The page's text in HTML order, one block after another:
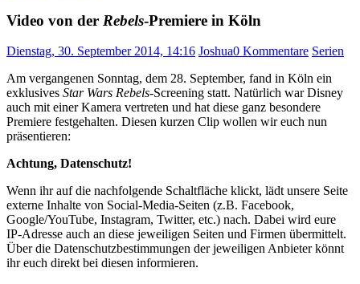
Video von der Rebels-Premiere in Köln
Dienstag, 30. September 2014, 14:16 Joshua0 Kommentare Serien
Am vergangenen Sonntag, dem 28. September, fand in Köln ein
exklusives Star Wars Rebels-Screening statt. Natürlich war Disney
auch mit einer Kamera vertreten und hat diese ganz besondere
Premiere festgehalten. Diesen kurzen Clip wollen wir euch nun
präsentieren:
Achtung, Datenschutz!
Wenn ihr auf die nachfolgende Schaltfläche klickt, lädt unsere Seite
externe Inhalte von Social-Media-Seiten (z.B. Facebook,
Google/YouTube, Instagram, Twitter, etc.) nach. Dabei wird eure
IP-Adresse auch an diese jeweiligen Seiten und Firmen übermittelt.
Über die Datenschutzbestimmungen der jeweiligen Anbieter könnt
ihr euch direkt bei diesen informieren.